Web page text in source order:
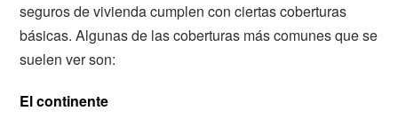
seguros de vivienda cumplen con ciertas coberturas
básicas. Algunas de las coberturas más comunes que se
suelen ver son:
El continente